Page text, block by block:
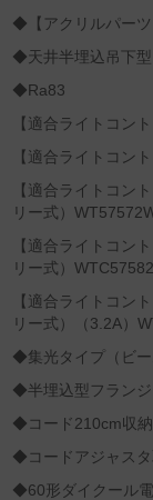
◆【アクリルパーツ
◆天井半埋込吊下
◆Ra83
【適合ライトコン
【適合ライトコン
【適合ライトコン
リー式）
【適合ライトコン
リー式）
【適合ライトコン
リー式）（3.2A）
◆集光タイプ（ビー
◆半埋込型フランジ
◆コード210cm収
◆コードアジャスタ
◆60形ダイクール